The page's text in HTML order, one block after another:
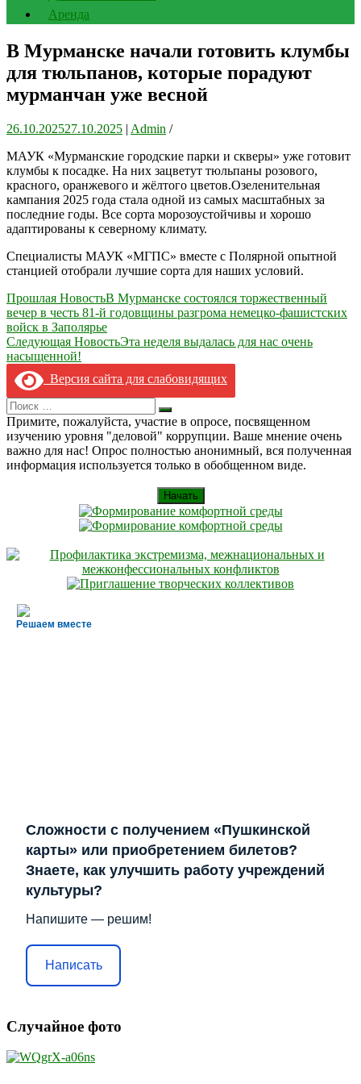
Аренда
В Мурманске начали готовить клумбы
для тюльпанов, которые порадуют
мурманчан уже весной
26.10.202527.10.2025 | Admin /
МАУК «Мурманские городские парки и скверы» уже готовит
клумбы к посадке. На них зацветут тюльпаны розового,
красного, оранжевого и жёлтого цветов.Озеленительная
кампания 2025 года стала одной из самых масштабных за
последние годы. Все сорта морозоустойчивы и хорошо
адаптированы к северному климату.
Специалисты МАУК «МГПС» вместе с Полярной опытной
станцией отобрали лучшие сорта для наших условий.
Навигация
по
записям
Прошлая НовостьВ Мурманске состоялся торжественный
вечер в честь 81-й годовщины разгрома немецко-фашистских
войск в Заполярье
Следующая НовостьЭта неделя выдалась для нас очень
насыщенной!
Версия сайта для слабовидящих
Search
for:
Искать
Примите, пожалуйста, участие в опросе, посвященном
изучению уровня "деловой" коррупции. Ваше мнение очень
важно для нас! Опрос полностью анонимный, вся полученная
информация используется только в обобщенном виде.
Начать
Решаем вместе
Сложности с получением «Пушкинской
карты» или приобретением билетов?
Знаете, как улучшить работу учреждений
культуры?
Напишите — решим!
Написать
Случайное фото